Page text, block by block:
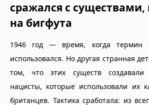
сражался с
на бигфута
1946 год — время, когда термин
использовался. Но другая странная
том, что этих существ
нацисты, которые использовали их
британцев. Тактика сработала: из